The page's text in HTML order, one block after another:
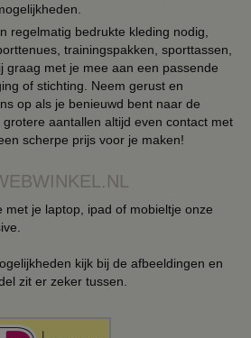
regelmatig bedrukte kleding nodig,
trainingspakken, sporttassen,
graag met je mee aan een passende
of stichting. Neem gerust en
op als je benieuwd bent naar de
aantallen altijd even contact met
scherpe prijs voor je maken!
met je laptop, ipad of mobieltje onze
kijk bij de afbeeldingen en
zit er zeker tussen.